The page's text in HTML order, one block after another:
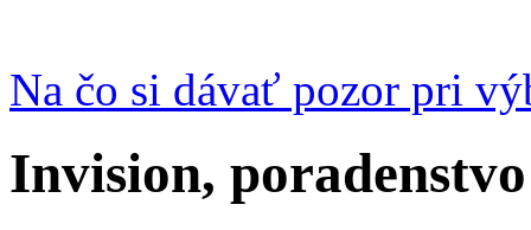
Na čo si dávať pozor pri
Invision,